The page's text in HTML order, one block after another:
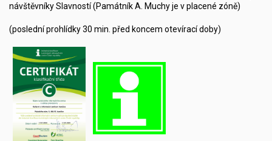
návštěvníky Slavností (Památník A. Muchy je v placené zóně)
(poslední prohlídky 30 min. před koncem otevírací doby)